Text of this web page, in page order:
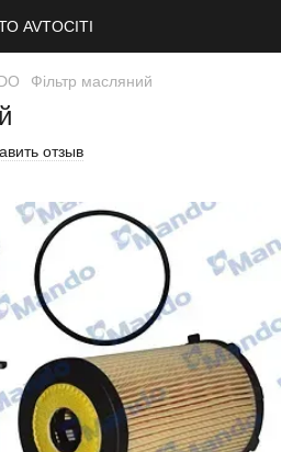
Фільтр масляний
отзыв